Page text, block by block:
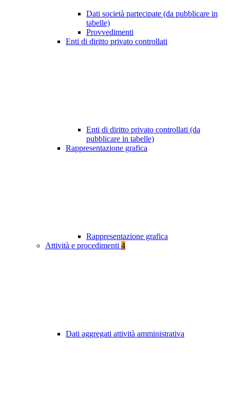
Dati società partecipate (da pubblicare in
tabelle)
Provvedimenti
Enti di diritto privato controllati
Enti di diritto privato controllati (da
pubblicare in tabelle)
Rappresentazione grafica
Rappresentazione grafica
Attività e procedimenti 4
Dati aggregati attività amministrativa